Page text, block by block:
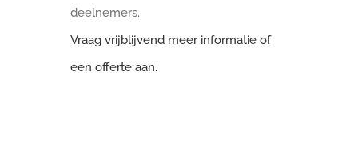
deelnemers.
Vraag vrijblijvend meer informatie of
een offerte aan.